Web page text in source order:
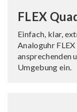
FLEX
Einfach, klar,
Analoguhr
ansprechenden
Umgebung ein.